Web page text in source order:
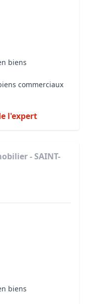
biens
commerciaux
l'expert
- SAINT-
biens